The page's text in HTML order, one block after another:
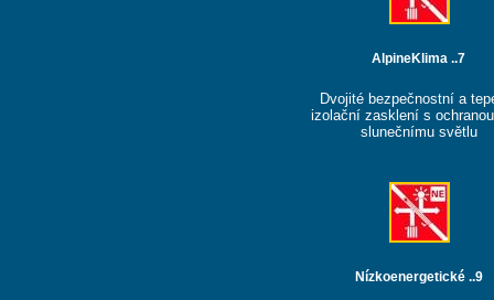
AlpineKlima ..7
Dvojité bezpečnostní a
izolační zasklení s
slunečnímu světlu
Nízkoenergetické ..9